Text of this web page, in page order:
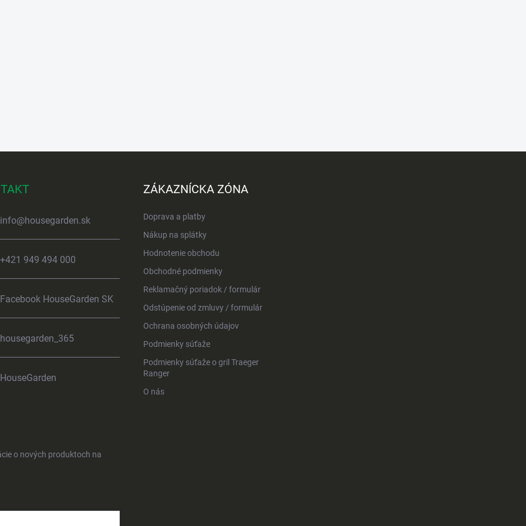
info@housegarden.sk
+421 949 494 000
Facebook HouseGarden SK
housegarden_365
HouseGarden
ZÁKAZNÍCKA ZÓNA
Doprava a platby
Nákup na splátky
Hodnotenie obchodu
Obchodné podmienky
Reklamačný poriadok / formulár
Odstúpenie od zmluvy / formulár
Ochrana osobných údajov
Podmienky súťaže
Podmienky súťaže o gril Traeger
Ranger
O nás
o nových produktoch na